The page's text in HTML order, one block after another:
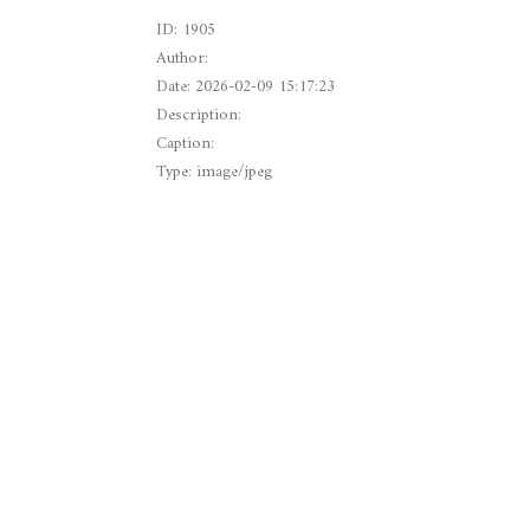
ID: 1905
Author:
Date: 2026-02-09 15:17:23
Description:
Caption:
Type: image/jpeg